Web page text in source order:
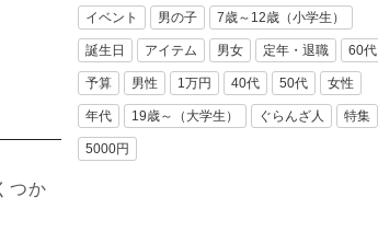
つか
イベント 男の子 7歳～12歳（小学生）
誕生日 アイテム 男女 定年・退職 60代
予算 男性 1万円 40代 50代 女性
年代 19歳～（大学生） ぐらんざ人 特集
5000円